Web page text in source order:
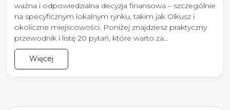
ważna i odpowiedzialna decyzja finansowa – szczególnie
na specyficznym lokalnym rynku, takim jak Olkusz i
okoliczne miejscowości. Poniżej znajdziesz praktyczny
przewodnik i listę 20 pytań, które warto za...
Więcej